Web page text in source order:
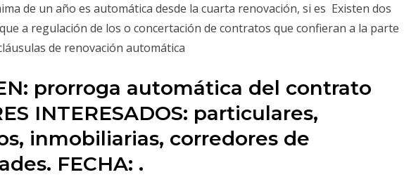
de un año es automática desde la cuarta renovación, si es Existen dos
a regulación de los o concertación de contratos que confieran a la parte
de renovación automática
prorroga automática del contrato
INTERESADOS: particulares,
inmobiliarias, corredores de
FECHA: .